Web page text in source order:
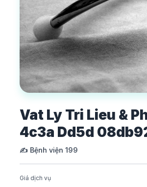
Vat Ly Tri Lieu &
4c3a Dd5d
✍️ Bệnh viện 199
Giá dịch vụ